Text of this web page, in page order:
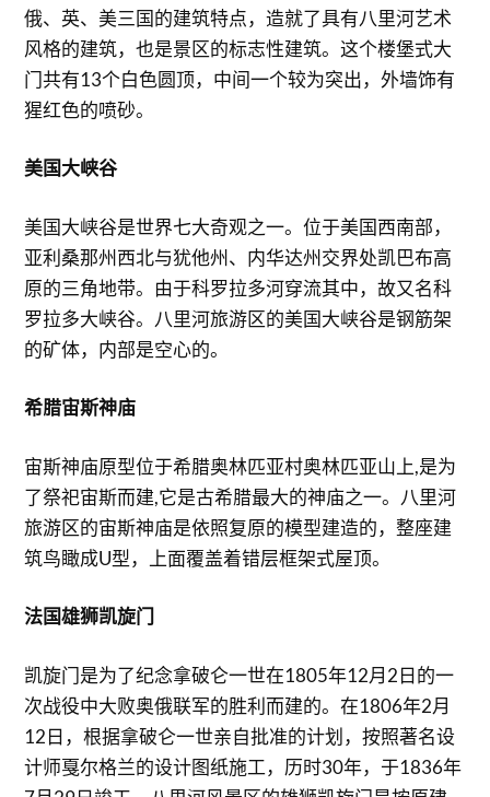
俄、英、美三国的建筑特点，造就了具有八里河艺术
风格的建筑，也是景区的标志性建筑。这个楼堡式大
门共有13个白色圆顶，中间一个较为突出，外墙饰有
猩红色的喷砂。
美国大峡谷
美国大峡谷是世界七大奇观之一。位于美国西南部，
亚利桑那州西北与犹他州、内华达州交界处凯巴布高
原的三角地带。由于科罗拉多河穿流其中，故又名科
罗拉多大峡谷。八里河旅游区的美国大峡谷是钢筋架
的矿体，内部是空心的。
希腊宙斯神庙
宙斯神庙原型位于希腊奥林匹亚村奥林匹亚山上,是为
了祭祀宙斯而建,它是古希腊最大的神庙之一。八里河
旅游区的宙斯神庙是依照复原的模型建造的，整座建
筑鸟瞰成U型，上面覆盖着错层框架式屋顶。
法国雄狮凯旋门
凯旋门是为了纪念拿破仑一世在1805年12月2日的一
次战役中大败奥俄联军的胜利而建的。在1806年2月
12日，根据拿破仑一世亲自批准的计划，按照著名设
计师戛尔格兰的设计图纸施工，历时30年，于1836年